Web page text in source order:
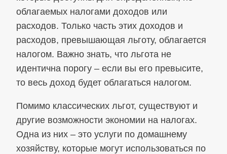
облагаемых налогами доходов или
расходов. Только часть этих доходов и
расходов, превышающая льготу, облагается
налогом. Важно знать, что льгота не
идентична порогу – если вы его превысите,
то весь доход будет облагаться налогом.
Помимо классических льгот, существуют и
другие возможности экономии на налогах.
Одна из них – это услуги по домашнему
хозяйству, которые могут использоваться по